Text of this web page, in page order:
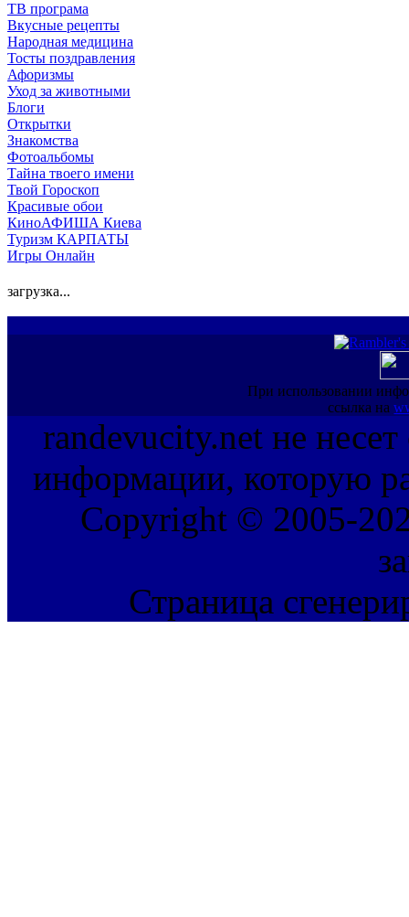
ТВ програма
Вкусные рецепты
Народная медицина
Тосты поздравления
Афоризмы
Уход за животными
Блоги
Открытки
Знакомства
Фотоальбомы
Тайна твоего имени
Твой Гороскоп
Красивые обои
КиноАФИША Киева
Туризм КАРПАТЫ
Игры Онлайн
загрузка...
При использовании
ссылка на
randevucity.net не несет
информации, которую
Copyright © 2005-
Страница